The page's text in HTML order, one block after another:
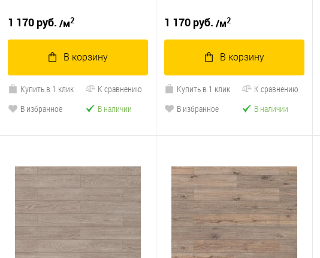
1 170 руб. /м2
В корзину
Купить в 1 клик
К сравнению
В избранное
В наличии
1 170 руб. /м2
В корзину
Купить в 1 клик
К сравнению
В избранное
В наличии